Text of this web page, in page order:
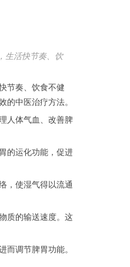
生活快节奏、饮
节奏、饮食不健
的中医治疗方法。
人体气血、改善脾
的运化功能，促进
，使湿气得以流通
质的输送速度。这
调节脾胃功能。